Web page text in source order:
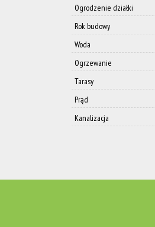
Ogrodzenie działki
Rok budowy
Woda
Ogrzewanie
Tarasy
Prąd
Kanalizacja